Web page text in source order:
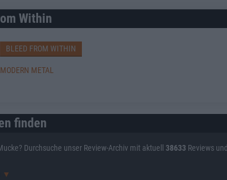
Within
BLEED FROM WITHIN
MODERN METAL
finden
Durchsuche unser Review-Archiv mit aktuell 38633 Reviews
▼︎